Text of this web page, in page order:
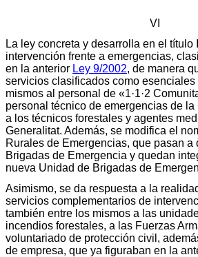
VI
La ley concreta y desarrolla en el título
intervención frente a emergencias,
en la anterior Ley 9/2002, de manera
servicios clasificados como
mismos al personal de «1·1·2
personal técnico de emergencias de
a los técnicos forestales y agentes
Generalitat. Además, se modifica el
Rurales de Emergencias, que pasan a
Brigadas de Emergencia y quedan
nueva Unidad de Brigadas de
Asimismo, se da respuesta a la
servicios complementarios de
también entre los mismos a las
incendios forestales, a las Fuerzas
voluntariado de protección civil,
de empresa, que ya figuraban en la